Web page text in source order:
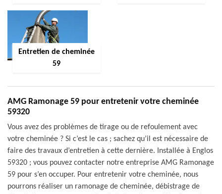
Entretien de cheminée
59
AMG Ramonage 59 pour entretenir votre cheminée
59320
Vous avez des problèmes de tirage ou de refoulement avec
votre cheminée ? Si c’est le cas ; sachez qu’il est nécessaire de
faire des travaux d’entretien à cette dernière. Installée à Englos
59320 ; vous pouvez contacter notre entreprise AMG Ramonage
59 pour s’en occuper. Pour entretenir votre cheminée, nous
pourrons réaliser un ramonage de cheminée, débistrage de